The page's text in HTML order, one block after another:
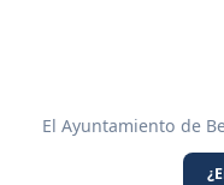
El Ayuntamiento de